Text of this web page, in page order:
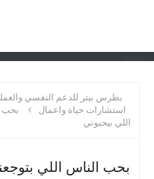
بطرس بيتر للدعم النفسي
استشارات حياة واعمال
بحب
اللي بيحبوني
بحب الناس اللي